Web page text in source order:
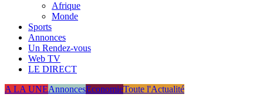
Afrique
Monde
Sports
Annonces
Un Rendez-vous
Web TV
LE DIRECT
A LA UNEAnnoncesEconomieToute l'Actualité